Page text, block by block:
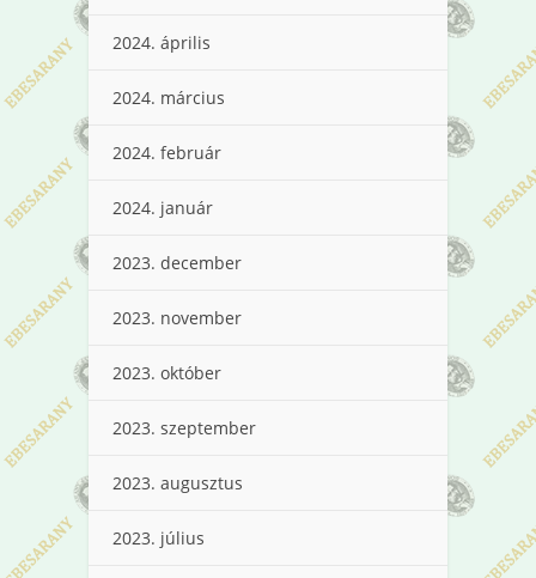
2024. április
2024. március
2024. február
2024. január
2023. december
2023. november
2023. október
2023. szeptember
2023. augusztus
2023. július